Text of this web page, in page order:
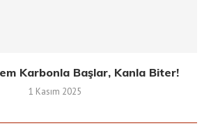
Karbonla Başlar, Kanla Biter!
1 Kasım 2025